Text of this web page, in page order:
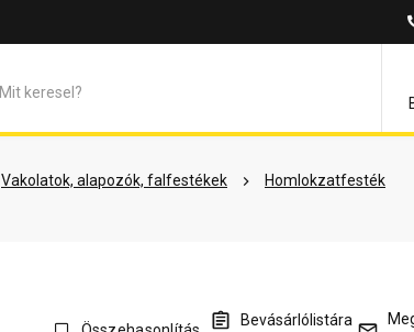
Vakolatok, alapozók, falfestékek
Homlokzatfesték
Színek Dokumentumok Vásárlói vélemények
Bevásárlólistára